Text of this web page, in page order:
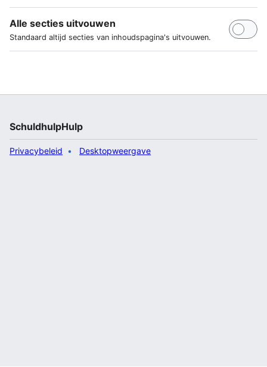
Alle secties uitvouwen
Standaard altijd secties van inhoudspagina's uitvouwen.
SchuldhulpHulp
Privacybeleid Desktopweergave